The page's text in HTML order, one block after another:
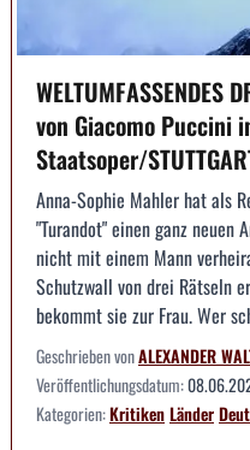
von Giacomo Puccini
Staatsoper/
Anna-Sophie Mahler hat als
"Turandot" einen ganz neuen
nicht mit einem Mann
Schutzwall von drei Rätseln
bekommt sie zur Frau. Wer
Geschrieben vonALEXANDER
Veröffentlichungsdatum:
Kategorien:KritikenLänder